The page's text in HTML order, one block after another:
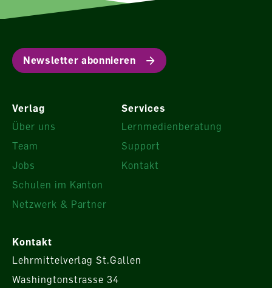
Newsletter abonnieren
Verlag
Über uns
Team
Jobs
Schulen im Kanton
Netzwerk & Partner
Services
Lernmedienberatung
Support
Kontakt
Kontakt
Lehrmittelverlag St.Gallen
Washingtonstrasse 34